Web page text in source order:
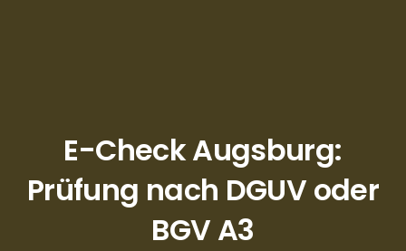
E-Check Augsburg:
Prüfung nach DGUV oder
BGV A3